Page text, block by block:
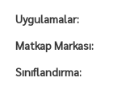
Uygulamalar:
Matkap Markası:
Sınıflandırma: